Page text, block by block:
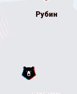
Рубин